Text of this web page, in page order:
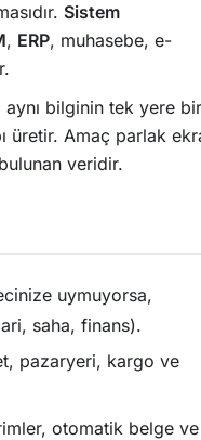
Sistem
, ERP, muhasebe, e-
bilginin tek yere bir
üretir. Amaç parlak
veridir.
uymuyorsa,
saha, finans).
pazaryeri, kargo ve
otomatik belge ve